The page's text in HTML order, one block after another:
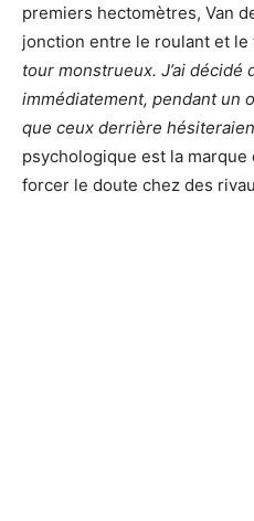
premiers hectomètres, Van
jonction entre le roulant et le
tour monstrueux. J’ai décidé
immédiatement, pendant un
que ceux derrière
psychologique est la
forcer le doute chez des